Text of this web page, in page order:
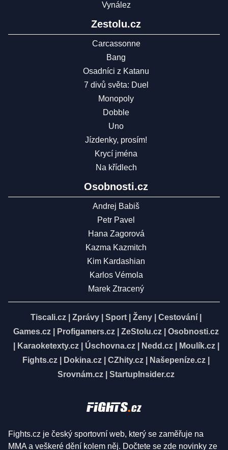
Vynález
Zestolu.cz
Carcassonne
Bang
Osadníci z Katanu
7 divů světa: Duel
Monopoly
Dobble
Uno
Jízdenky, prosím!
Krycí jména
Na křídlech
Osobnosti.cz
Andrej Babiš
Petr Pavel
Hana Zagorová
Kazma Kazmitch
Kim Kardashian
Karlos Vémola
Marek Ztracený
Tiscali.cz Zprávy Sport Ženy Cestování
Games.cz
Profigamers.cz ZeStolu.cz
Osobnosti.cz
Karaoketexty.cz| Úschovna.cz| Nedd.cz| Moulík.cz|
Fights.cz
Dokina.cz CZhity.cz Našepeníze.cz
Srovnám.cz
StartupInsider.cz
Fights.cz je český sportovní web, který se zaměřuje na
MMA a veškeré dění kolem něj. Dočtete se zde novinky ze